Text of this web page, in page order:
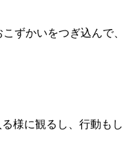
ずかいをつぎ込んで、
様に観るし、行動もし